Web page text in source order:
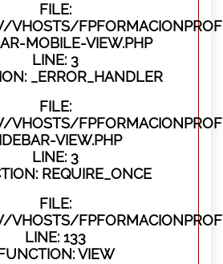
FILE:
MOBILE-VIEW.PHP
LINE: 3
_ERROR_HANDLER
FILE:
VIEW.PHP
LINE: 3
REQUIRE_ONCE
FILE:
LINE: 133
VIEW